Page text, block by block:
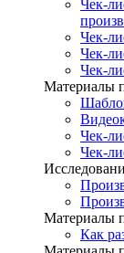
Чек-
Чек-
Чек-
Чек-
Материалы
Чек-
Чек-
Материалы
Как